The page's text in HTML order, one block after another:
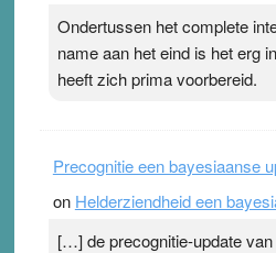
Pleisterplakkers in de
Ondertussen het complete
name aan het eind is het erg
heeft zich prima voorbereid.
Precognitie een bayesiaanse
on Helderziendheid een
[…] de precognitie-update